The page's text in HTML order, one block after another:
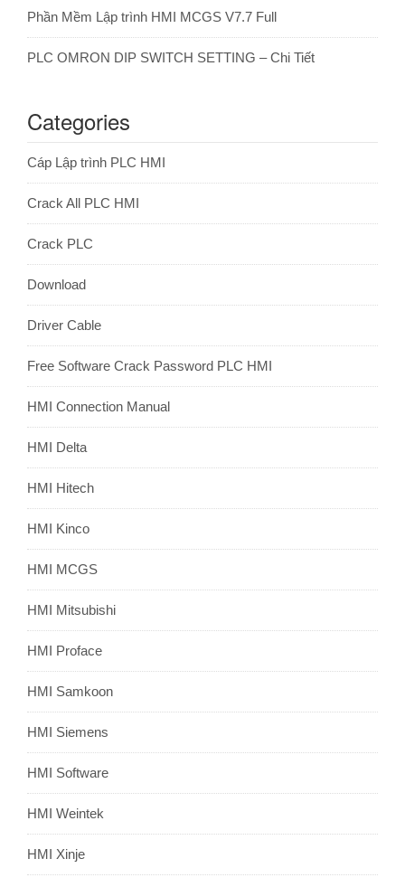
Phần Mềm Lập trình HMI MCGS V7.7 Full
PLC OMRON DIP SWITCH SETTING – Chi Tiết
Categories
Cáp Lập trình PLC HMI
Crack All PLC HMI
Crack PLC
Download
Driver Cable
Free Software Crack Password PLC HMI
HMI Connection Manual
HMI Delta
HMI Hitech
HMI Kinco
HMI MCGS
HMI Mitsubishi
HMI Proface
HMI Samkoon
HMI Siemens
HMI Software
HMI Weintek
HMI Xinje